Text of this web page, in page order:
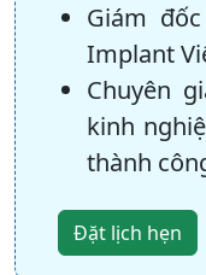
Giám
Implant
Chuyên
kinh
thành
Đặt lịch hẹn